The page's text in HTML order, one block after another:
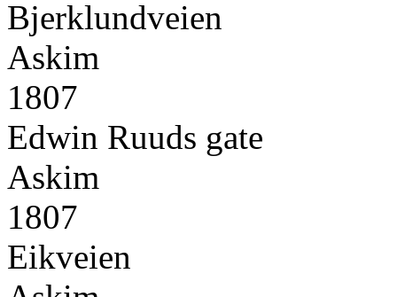
Bjerklundveien
Askim
1807
Edwin Ruuds gate
Askim
1807
Eikveien